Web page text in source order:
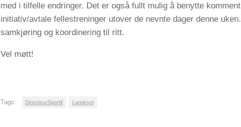
med i tilfelle endringer. Det er også fullt mulig å benytte
initiativ/avtale fellestreninger utover de nevnte dager denne
samkjøring og koordinering til ritt.
Vel møtt!
Tags: DirecteurSportif Landevei